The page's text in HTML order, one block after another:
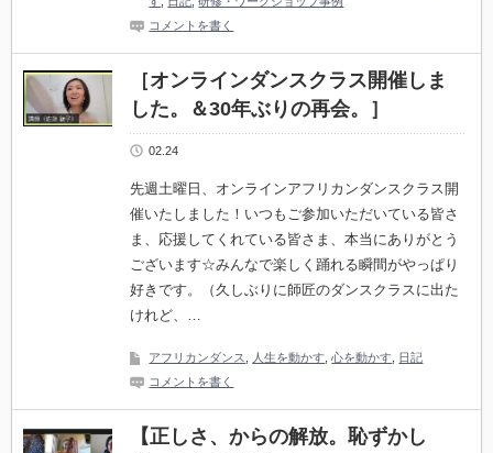
コメントを書く
［オンラインダンスクラス開催しま
した。＆30年ぶりの再会。］
02.24
先週土曜日、オンラインアフリカンダンスクラス開
催いたしました！いつもご参加いただいている皆さ
ま、応援してくれている皆さま、本当にありがとう
ございます☆みんなで楽しく踊れる瞬間がやっぱり
好きです。（久しぶりに師匠のダンスクラスに出た
けれど、…
アフリカンダンス 人生を動かす ,心を動かす 日記
コメントを書く
【正しさ、からの解放。恥ずかし